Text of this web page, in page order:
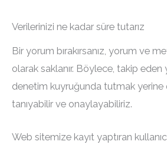
Verilerinizi ne kadar süre tutarız
Bir yorum bırakırsanız, yorum ve
olarak saklanır. Böylece, takip eden
denetim kuyruğunda tutmak
tanıyabilir ve onaylayabiliriz.
Web sitemize kayıt yaptıran